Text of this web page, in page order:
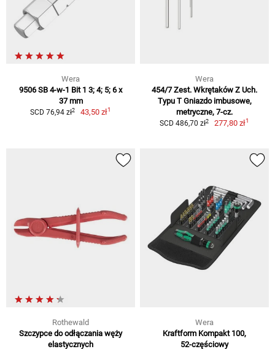
Wera
9506 SB 4-w-1 Bit 1 3; 4; 5; 6 x
37 mm
SCD 76,94 zł2 43,50 zł1
Wera
454/7 Zest. Wkrętaków Z Uch.
Typu T Gniazdo imbusowe,
metryczne, 7-cz.
SCD 486,70 zł2 277,80 zł1
Rothewald
Szczypce do odłączania węży
elastycznych
Wera
Kraftform Kompakt 100,
52‑częściowy